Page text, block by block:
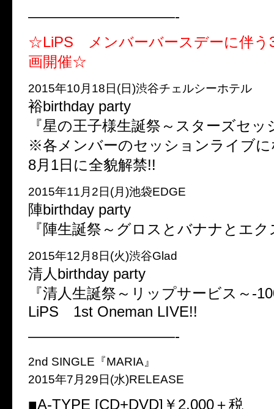
——————————-
☆LiPS メンバーバースデーに伴う
画開催☆
2015年10月18日(日)渋谷チェルシーホテル
裕birthday party
『星の王子様生誕祭～スターズセッ
※各メンバーのセッションライブ
8月1日に全貌解禁!!
2015年11月2日(月)池袋EDGE
陣birthday party
『陣生誕祭～グロスとバナナとエ
2015年12月8日(火)渋谷Glad
清人birthday party
『清人生誕祭～リップサービス～-
LiPS 1st Oneman LIVE!!
——————————-
2nd SINGLE『MARIA』
2015年7月29日(水)RELEASE
■A-TYPE [CD+DVD]￥2,000＋税